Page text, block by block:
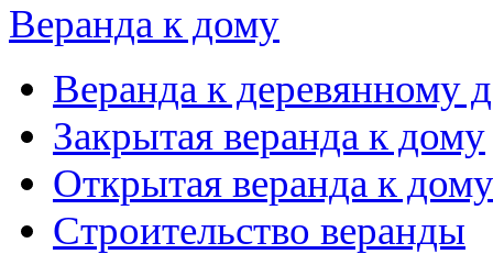
Веранда к дому
Веранда к деревянному
Закрытая веранда к дому
Открытая веранда к дому
Строительство веранды